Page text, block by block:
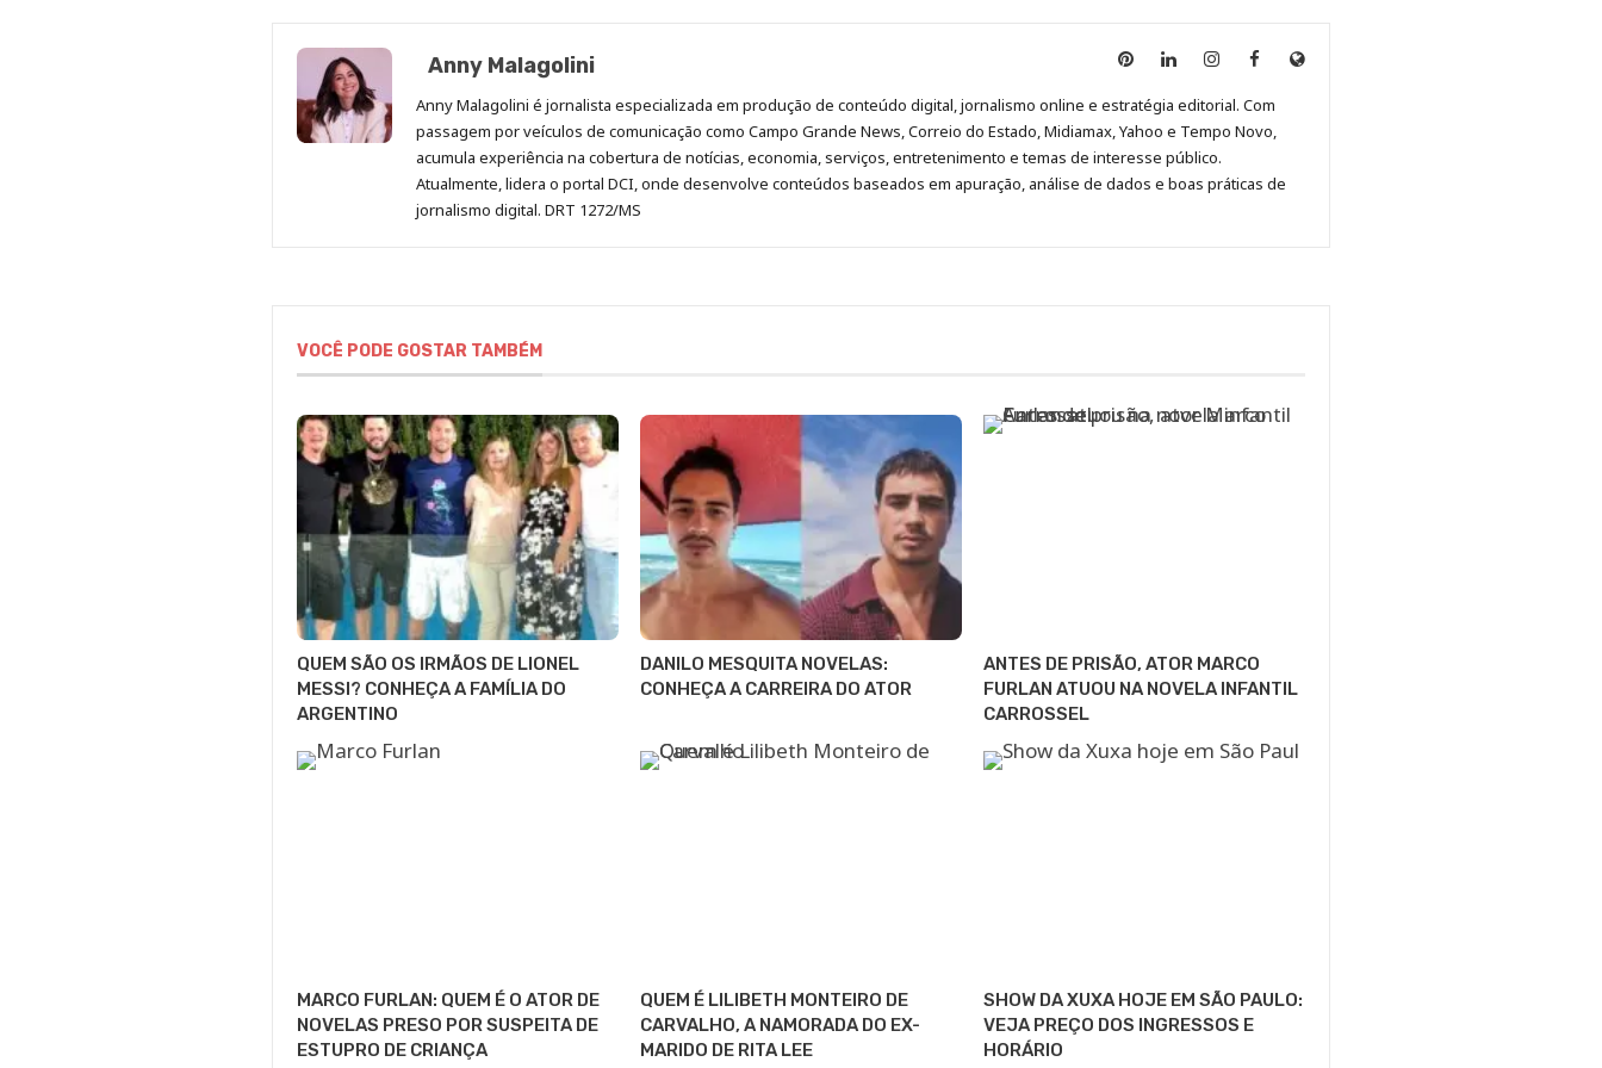
Anny Malagolini
Anny
no
Pinterest
Anny
no
LinkedIn
Anny
no
Instagram
Anny
no
Facebook
Site
Anny Malagolini é jornalista especializada em produção de conteúdo digital, jornalismo online e estratégia editorial. Com
passagem por veículos de comunicação como Campo Grande News, Correio do Estado, Midiamax, Yahoo e Tempo Novo,
acumula experiência na cobertura de notícias, economia, serviços, entretenimento e temas de interesse público.
Atualmente, lidera o portal DCI, onde desenvolve conteúdos baseados em apuração, análise de dados e boas práticas de
jornalismo digital. DRT 1272/MS
VOCÊ PODE GOSTAR TAMBÉM
QUEM SÃO OS IRMÃOS DE LIONEL
MESSI? CONHEÇA A FAMÍLIA DO
ARGENTINO
DANILO MESQUITA NOVELAS:
CONHEÇA A CARREIRA DO ATOR
ANTES DE PRISÃO, ATOR MARCO
FURLAN ATUOU NA NOVELA INFANTIL
CARROSSEL
MARCO FURLAN: QUEM É O ATOR DE
NOVELAS PRESO POR SUSPEITA DE
ESTUPRO DE CRIANÇA
QUEM É LILIBETH MONTEIRO DE
CARVALHO, A NAMORADA DO EX-
MARIDO DE RITA LEE
SHOW DA XUXA HOJE EM SÃO PAULO:
VEJA PREÇO DOS INGRESSOS E
HORÁRIO